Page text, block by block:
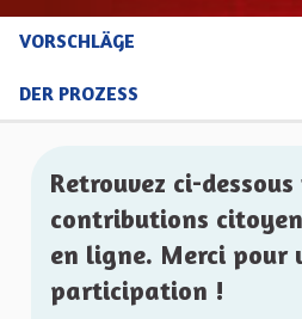
VORSCHLÄGE
DER PROZESS
Retrouvez ci-
contributions
en ligne. Merci pour
participation !